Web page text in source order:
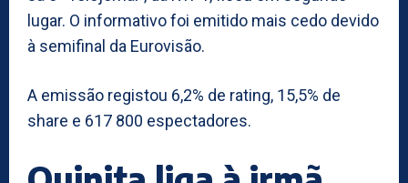
lugar. O informativo foi emitido mais cedo devido
à semifinal da Eurovisão.
A emissão registou 6,2% de rating, 15,5% de
share e 617 800 espectadores.